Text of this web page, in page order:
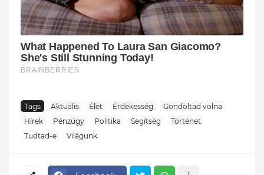
Tags Aktuális Élet Érdekesség
Gondoltad volna
Hírek
Pénzügy Politika Segítség
Történet
Tudtad-e
Világunk